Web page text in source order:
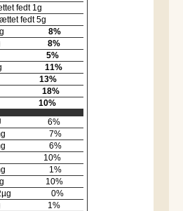
fedt 1 g
fedt 5g
8%
8%
5%
11%
13%
18%
10%
6%
7%
6%
10%
1 %
10%
µg 0%
1 %